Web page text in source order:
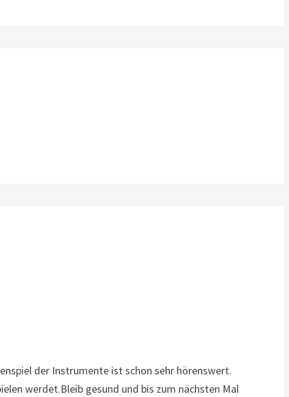
der Instrumente ist schon sehr hörenswert.
werdet.Bleib gesund und bis zum nächsten Mal